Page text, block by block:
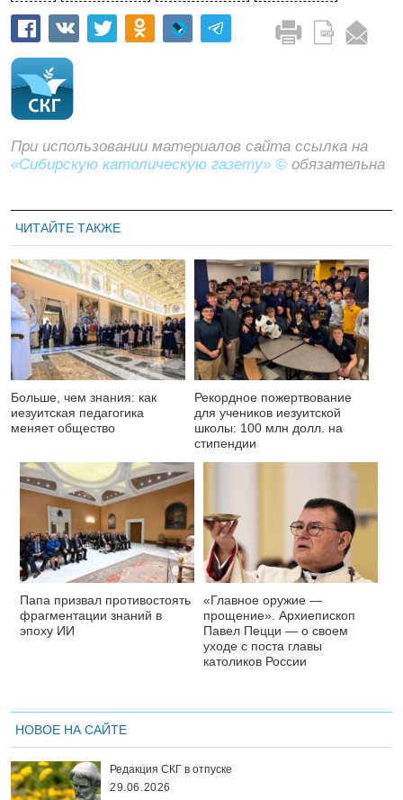
При использовании материалов сайта ссылка на
«Сибирскую католическую газету» © обязательна
ЧИТАЙТЕ ТАКЖЕ
Больше, чем знания: как
иезуитская педагогика
меняет общество
Рекордное пожертвование
для учеников иезуитской
школы: 100 млн долл. на
стипендии
Папа призвал противостоять
фрагментации знаний в
эпоху ИИ
«Главное оружие —
прощение». Архиепископ
Павел Пецци — о своем
уходе с поста главы
католиков России
НОВОЕ НА САЙТЕ
Редакция СКГ в отпуске
29.06.2026